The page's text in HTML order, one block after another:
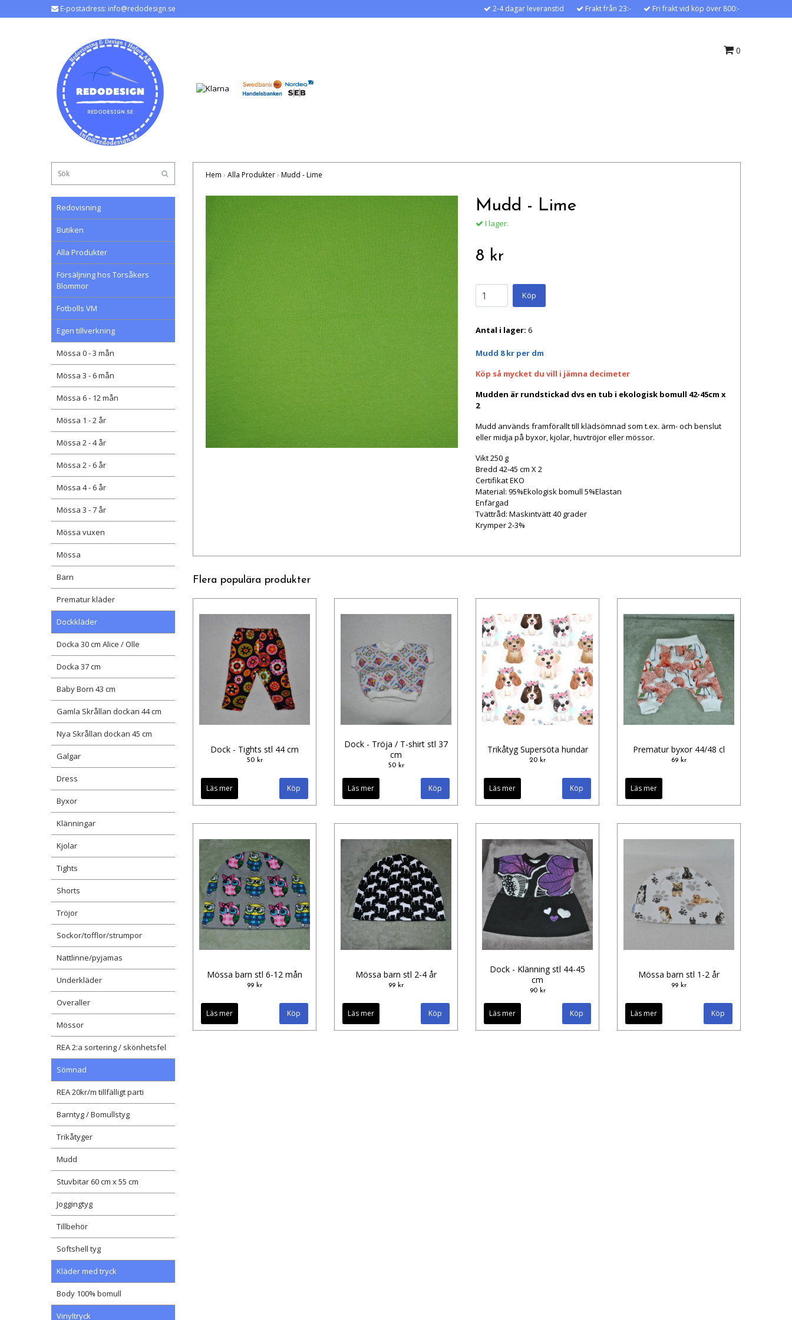
E-postadress: info@redodesign.se 2-4 dagar leveranstid Frakt från 23:- Fri frakt vid köp över 800:-
0
Redovisning
Butiken
Alla Produkter
Försäljning hos Torsåkers
Blommor
Fotbolls VM
Egen tillverkning
Mössa 0 - 3 mån
Mössa 3 - 6 mån
Mössa 6 - 12 mån
Mössa 1 - 2 år
Mössa 2 - 4 år
Mössa 2 - 6 år
Mössa 4 - 6 år
Mössa 3 - 7 år
Mössa vuxen
Mössa
Barn
Prematur kläder
Dockkläder
Docka 30 cm Alice / Olle
Docka 37 cm
Baby Born 43 cm
Gamla Skrållan dockan 44 cm
Nya Skrållan dockan 45 cm
Galgar
Dress
Byxor
Klänningar
Kjolar
Tights
Shorts
Tröjor
Sockor/tofflor/strumpor
Nattlinne/pyjamas
Underkläder
Overaller
Mössor
REA 2:a sortering / skönhetsfel
Sömnad
REA 20kr/m tillfälligt parti
Barntyg / Bomullstyg
Trikåtyger
Mudd
Stuvbitar 60 cm x 55 cm
Joggingtyg
Tillbehör
Softshell tyg
Kläder med tryck
Body 100% bomull
Vinyltryck
Hem › Alla Produkter› Mudd - Lime
Mudd - Lime
I lager.
8 kr
Köp
Antal i lager: 6
Mudd 8 kr per dm
Köp så mycket du vill i jämna decimeter
Mudden är rundstickad dvs en tub i ekologisk bomull 42-45cm x
2
Mudd används framförallt till klädsömnad som t.ex. ärm- och benslut
eller midja på byxor, kjolar, huvtröjor eller mössor.
Vikt 250 g
Bredd 42-45 cm X 2
Certifikat EKO
Material: 95%Ekologisk bomull 5%Elastan
Enfärgad
Tvättråd: Maskintvätt 40 grader
Krymper 2-3%
Flera populära produkter
Dock - Tights stl 44 cm
50 kr
Läs mer
Dock - Tröja / T-shirt stl 37
cm
50 kr
Läs mer
Trikåtyg Supersöta hundar
20 kr
Läs mer
Prematur byxor 44/48 cl
69 kr
Läs mer
Mössa barn stl 6-12 mån
99 kr
Läs mer
Mössa barn stl 2-4 år
99 kr
Läs mer
Dock - Klänning stl 44-45
cm
90 kr
Läs mer
Mössa barn stl 1-2 år
99 kr
Läs mer